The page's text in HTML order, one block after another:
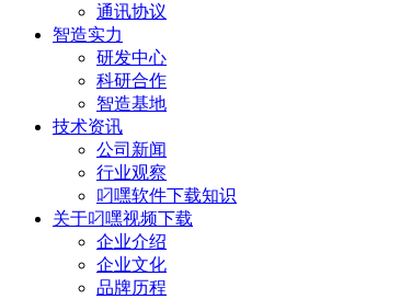
通讯协议
智造实力
研发中心
科研合作
智造基地
技术资讯
公司新闻
行业观察
叼嘿软件下载知识
关于叼嘿视频下载
企业介绍
企业文化
品牌历程